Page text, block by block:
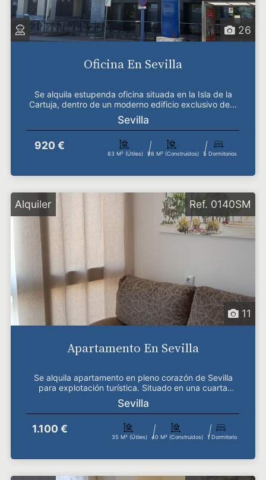
26
Oficina En Sevilla
Se alquila estupenda oficina situada en la Isla de la
Cartuja, dentro de un moderno edificio exclusivo de...
Sevilla
920 €
83 M² (útiles) 98 M² (construidos) 5 Dormitorios
Alquiler
11
Ref. 0140SM
Apartamento En Sevilla
Se alquila apartamento en pleno corazón de Sevilla
para explotación turística. Situado en una cuarta
plan...
Sevilla
1.100 €
35 M² (útiles) 40 M² (construidos) 1 Dormitorio